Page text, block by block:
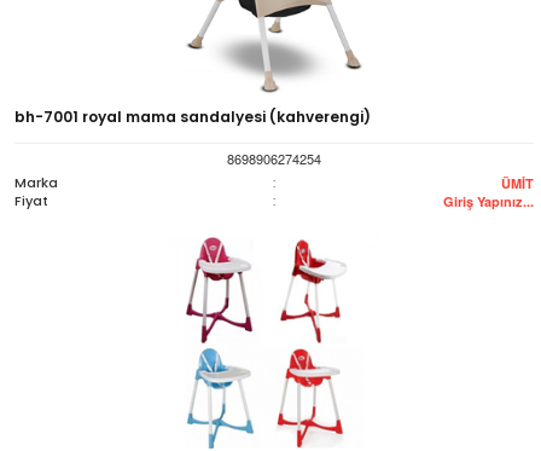
bh-7001 royal mama sandalyesi (kahverengi)
8698906274254
Marka
: ÜMİT
Fiyat : Giriş Yapınız...